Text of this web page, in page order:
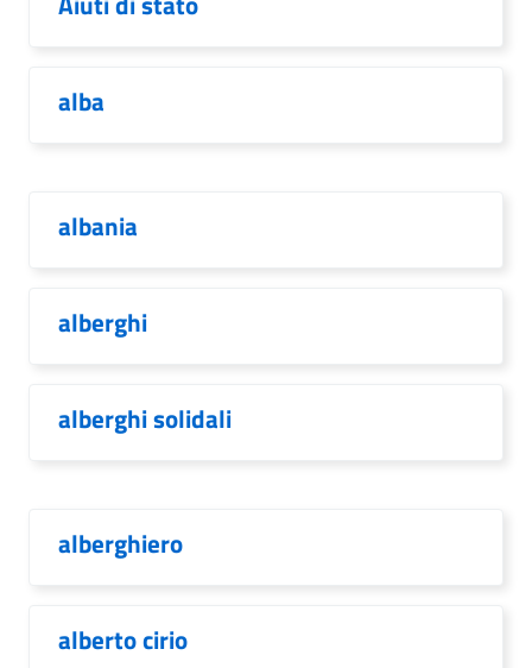
alba
albania
alberghi
alberghi solidali
alberghiero
alberto cirio